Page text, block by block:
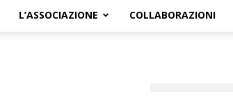
L’ASSOCIAZIONE COLLABORAZIONI